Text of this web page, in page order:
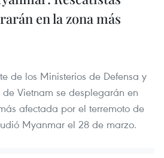
en la zona más
de los Ministerios de Defensa y
Vietnam se desplegarán en
afectada por el terremoto de
Myanmar el 28 de marzo.